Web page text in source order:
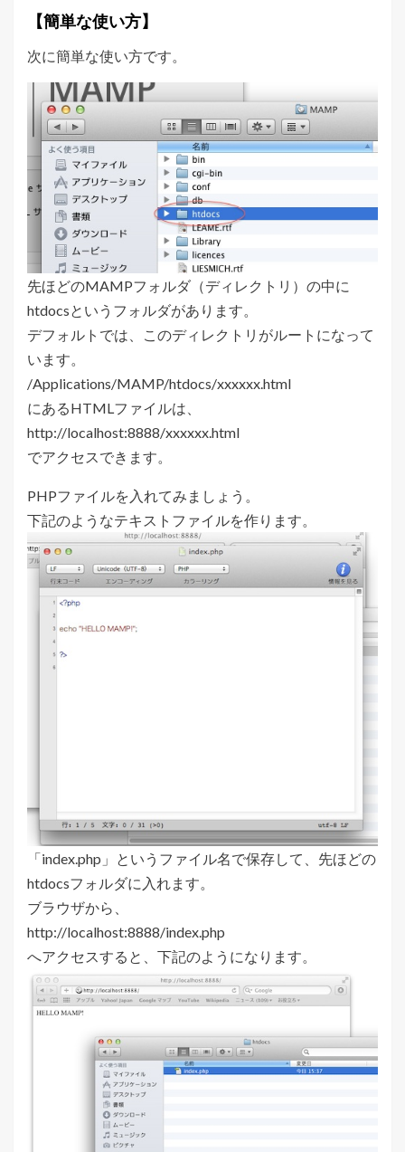
【簡単な使い方】
次に簡単な使い方です。
先ほどのMAMPフォルダ（ディレクトリ）の中に
htdocsというフォルダがあります。
デフォルトでは、このディレクトリがルートになって
います。
/Applications/MAMP/htdocs/xxxxxx.html
にあるHTMLファイルは、
http://localhost:8888/xxxxxx.html
でアクセスできます。
PHPファイルを入れてみましょう。
下記のようなテキストファイルを作ります。
「index.php」というファイル名で保存して、先ほどの
htdocsフォルダに入れます。
ブラウザから、
http://localhost:8888/index.php
へアクセスすると、下記のようになります。